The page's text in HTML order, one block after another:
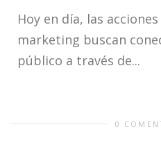
Hoy en día, las
marketing buscan
público a través de...
0